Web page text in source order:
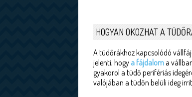
HOGYAN OKOZHAT A
A tüdőrákhoz kapcsolódó
jelenti, hogy a fájdalom a
gyakorol a tüdő perifériás
valójában a tüdőn belüli ideg